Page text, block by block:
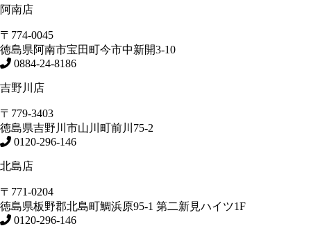
阿南店
〒774-0045
徳島県阿南市宝田町今市中新開3-10
0884-24-8186
吉野川店
〒779-3403
徳島県吉野川市山川町前川75-2
0120-296-146
北島店
〒771-0204
徳島県板野郡北島町鯛浜原95-1 第二新見ハイツ1F
0120-296-146